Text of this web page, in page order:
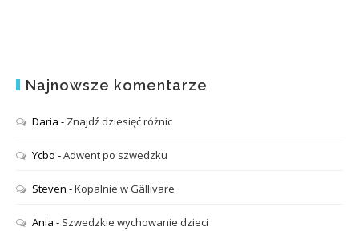
Najnowsze komentarze
Daria - Znajdź dziesięć różnic
Ycbo -Adwent po szwedzku
Steven -Kopalnie w Gällivare
Ania - Szwedzkie wychowanie dzieci